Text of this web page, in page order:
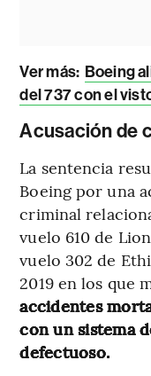
Ver más: Boeing
del 737 con el
Acusación de
La sentencia
Boeing por una
criminal
vuelo 610 de
vuelo 302 de
2019 en los que
accidentes
con un sistema
defectuoso.